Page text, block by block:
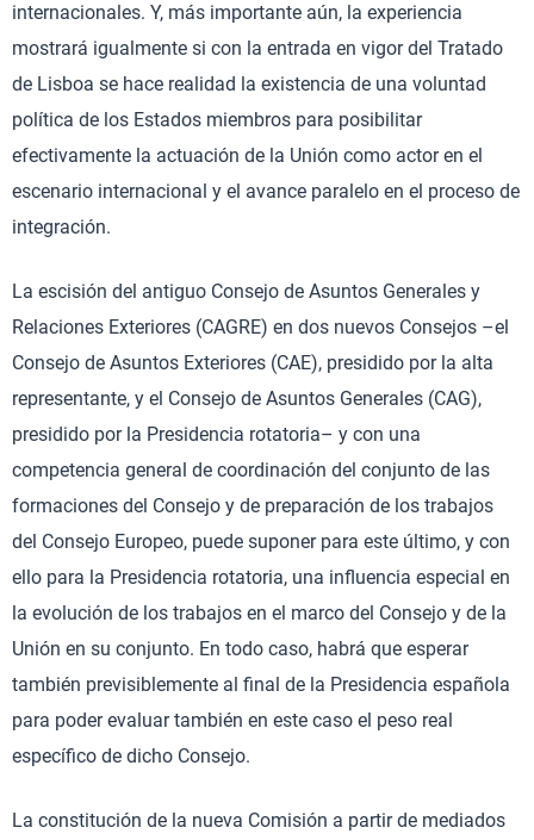
internacionales. Y, más importante aún, la experiencia
mostrará igualmente si con la entrada en vigor del Tratado
de Lisboa se hace realidad la existencia de una voluntad
política de los Estados miembros para posibilitar
efectivamente la actuación de la Unión como actor en el
escenario internacional y el avance paralelo en el proceso de
integración.
La escisión del antiguo Consejo de Asuntos Generales y
Relaciones Exteriores (CAGRE) en dos nuevos Consejos –el
Consejo de Asuntos Exteriores (CAE), presidido por la alta
representante, y el Consejo de Asuntos Generales (CAG),
presidido por la Presidencia rotatoria– y con una
competencia general de coordinación del conjunto de las
formaciones del Consejo y de preparación de los trabajos
del Consejo Europeo, puede suponer para este último, y con
ello para la Presidencia rotatoria, una influencia especial en
la evolución de los trabajos en el marco del Consejo y de la
Unión en su conjunto. En todo caso, habrá que esperar
también previsiblemente al final de la Presidencia española
para poder evaluar también en este caso el peso real
específico de dicho Consejo.
La constitución de la nueva Comisión a partir de mediados